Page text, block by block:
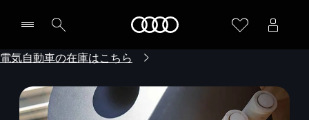
電気自動車の在庫はこちら